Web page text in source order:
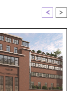
< >